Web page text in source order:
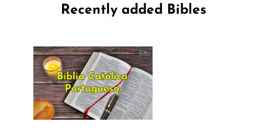
Recently added Bibles